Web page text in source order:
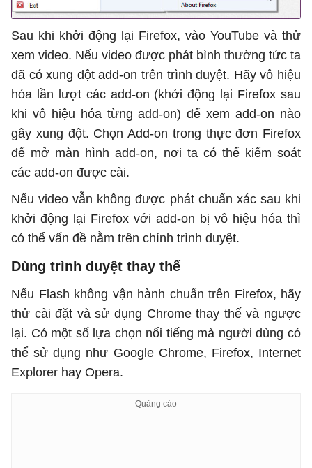
Sau khi khởi động lại Firefox, vào YouTube và thử
xem video. Nếu video được phát bình thường tức ta
đã có xung đột add-on trên trình duyệt. Hãy vô hiệu
hóa lần lượt các add-on (khởi động lại Firefox sau
khi vô hiệu hóa từng add-on) để xem add-on nào
gây xung đột. Chọn Add-on trong thực đơn Firefox
để mở màn hình add-on, nơi ta có thể kiểm soát
các add-on được cài.
Nếu video vẫn không được phát chuẩn xác sau khi
khởi động lại Firefox với add-on bị vô hiệu hóa thì
có thể vấn đề nằm trên chính trình duyệt.
Dùng trình duyệt thay thế
Nếu Flash không vận hành chuẩn trên Firefox, hãy
thử cài đặt và sử dụng Chrome thay thế và ngược
lại. Có một số lựa chọn nổi tiếng mà người dùng có
thể sử dụng như Google Chrome, Firefox, Internet
Explorer hay Opera.